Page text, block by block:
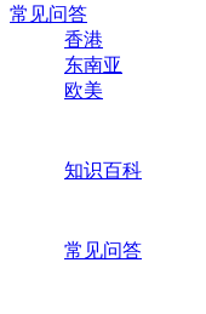
常见问答
香港
东南亚
欧美
知识百科
常见问答